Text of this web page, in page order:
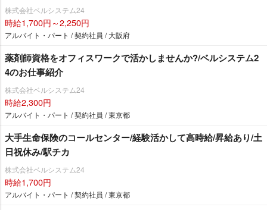
株式会社ベルシステム24
時給1,700円～2,250円
アルバイト・パート / 契約社員 / 大阪府
薬剤師資格をオフィスワークで活かしませんか?/ベルシステム2
4のお仕事紹介
株式会社ベルシステム24
時給2,300円
アルバイト・パート / 契約社員 / 東京都
大手生命保険のコールセンター/経験活かして高時給/昇給あり/土
日祝休み/駅チカ
株式会社ベルシステム24
時給1,700円
アルバイト・パート / 契約社員 / 東京都